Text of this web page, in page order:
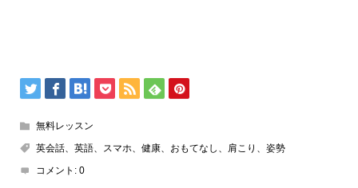
無料レッスン
英会話、英語、スマホ、健康、おもてなし、肩こり、姿勢
コメント: 0